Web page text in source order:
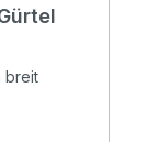
breit